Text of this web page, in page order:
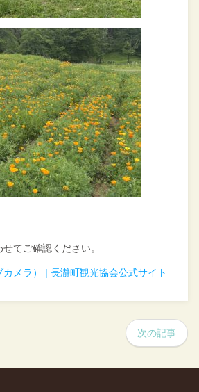
てご確認ください。
メラ） | 長瀞町観光協会公式サイト
次の記事